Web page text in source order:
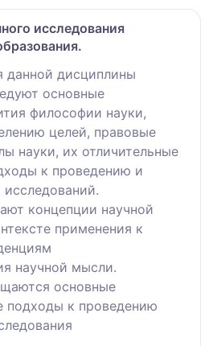
исследования
данной дисциплины
основные
философии науки,
целей, правовые
науки, их отличительные
к проведению и
концепции научной
применения к
научной мысли.
основные
подходы к проведению